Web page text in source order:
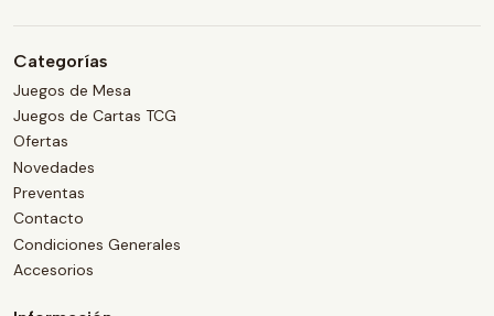
Categorías
Juegos de Mesa
Juegos de Cartas TCG
Ofertas
Novedades
Preventas
Contacto
Condiciones Generales
Accesorios